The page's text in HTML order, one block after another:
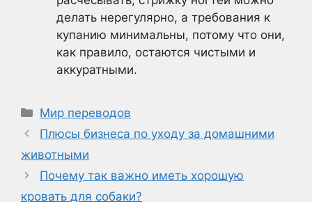
делать нерегулярно, а требования к
купанию минимальны, потому что они,
как правило, остаются чистыми и
аккуратными.
Рубрики
Мир переводов
Плюсы бизнеса по уходу за домашними
животными
Почему так важно иметь хорошую
кровать для собаки?